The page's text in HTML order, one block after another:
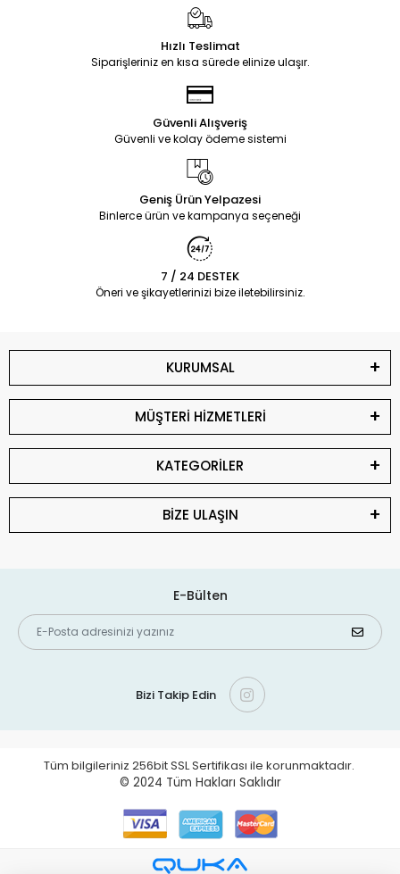
Hızlı Teslimat
Siparişleriniz en kısa sürede elinize ulaşır.
Güvenli Alışveriş
Güvenli ve kolay ödeme sistemi
Geniş Ürün Yelpazesi
Binlerce ürün ve kampanya seçeneği
7 / 24 DESTEK
Öneri ve şikayetlerinizi bize iletebilirsiniz.
KURUMSAL
MÜŞTERİ HİZMETLERİ
KATEGORİLER
BİZE ULAŞIN
E-Bülten
Bizi Takip Edin
Tüm bilgileriniz 256bit SSL Sertifikası ile korunmaktadır.
© 2024 Tüm Hakları Saklıdır